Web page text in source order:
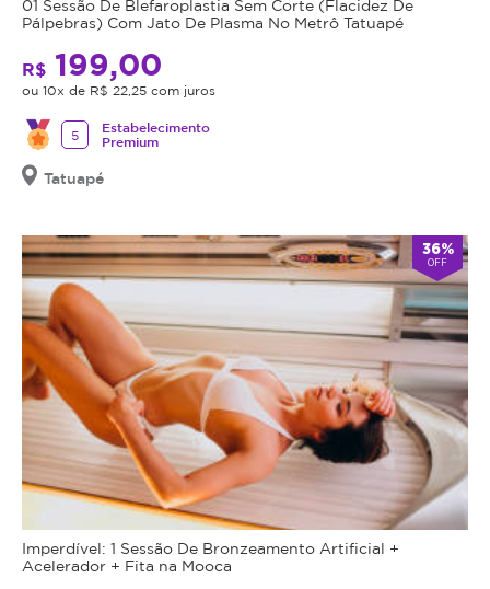
o
adquirido
será
revertido
em
crédito
em
outros
procedimentos
dentro
da
plataforma.
Todo
cupom
comprado
possui
data
de
validade,
01 Sessão De Blefaroplastia Sem Corte (Flacidez De
Pálpebras) Com Jato De Plasma No Metrô Tatuapé
R$ 199,00
ou 10x de R$ 22,25 com juros
5
Estabelecimento
Premium
Tatuapé
36%
OFF
Imperdível: 1 Sessão De Bronzeamento Artificial +
Acelerador + Fita na Mooca